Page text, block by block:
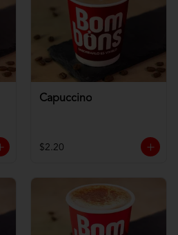
Capuccino
$2.20